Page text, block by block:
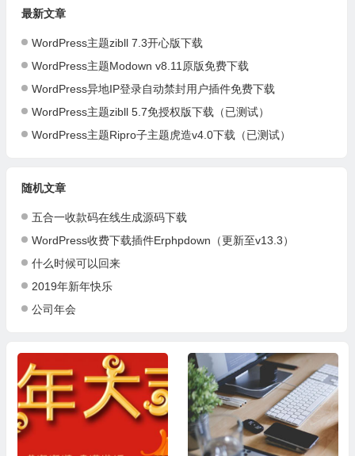
最新文章
WordPress主题zibll 7.3开心版下载
WordPress主题Modown v8.11原版免费下载
WordPress异地IP登录自动禁封用户插件免费下载
WordPress主题zibll 5.7免授权版下载（已测试）
WordPress主题Ripro子主题虎造v4.0下载（已测试）
随机文章
五合一收款码在线生成源码下载
WordPress收费下载插件Erphpdown（更新至v13.3）
什么时候可以回来
2019年新年快乐
公司年会